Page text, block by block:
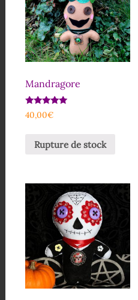
Mandragore
Note
5.00
40,00€
Rupture de stock